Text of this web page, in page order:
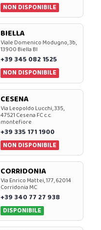
NON DISPONIBILE
BIELLA
Viale Domenico Modugno, 3b,
13900 Biella BI
+39 345 082 1525
NON DISPONIBILE
CESENA
Via Leopoldo Lucchi, 335,
47521 Cesena FC c.c.
montefiore
+39 335 171 1900
NON DISPONIBILE
CORRIDONIA
Via Enrico Mattei, 177, 62014
Corridonia MC
+39 340 77 27 938
DISPONIBILE